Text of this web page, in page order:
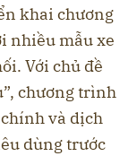
khai chương
nhiều mẫu xe
Với chủ đề
chương trình
và dịch
dùng trước